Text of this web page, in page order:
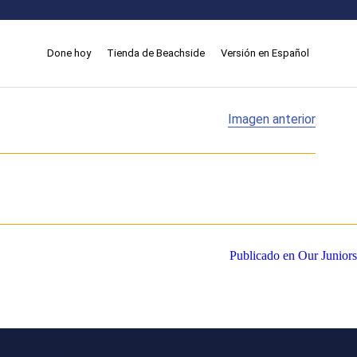
Done hoy Tienda de Beachside Versión en Español
Imagen anterior
Publicado en Our Juniors